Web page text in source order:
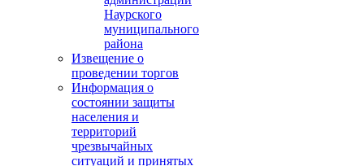
Наурского
муниципального
района
Извещение о
проведении торгов
Информация о
состоянии защиты
населения и
территорий
чрезвычайных
ситуаций и принятых